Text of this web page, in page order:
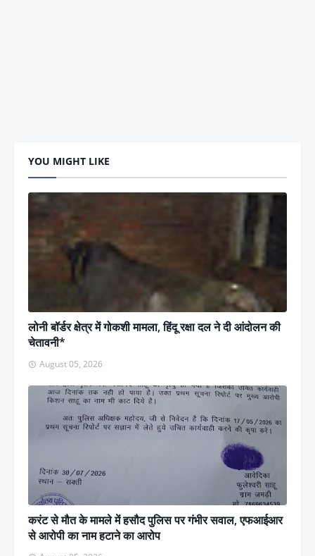
YOU MIGHT LIKE
लोनी बॉर्डर क्षेत्र में गोकशी मामला, हिंदू रक्षा दल ने दी आंदोलन की
चेतावनी*
August 05, 2026
करंट से मौत के मामले में हसौद पुलिस पर गंभीर सवाल, एफआईआर
से आरोपी का नाम हटाने का आरोप